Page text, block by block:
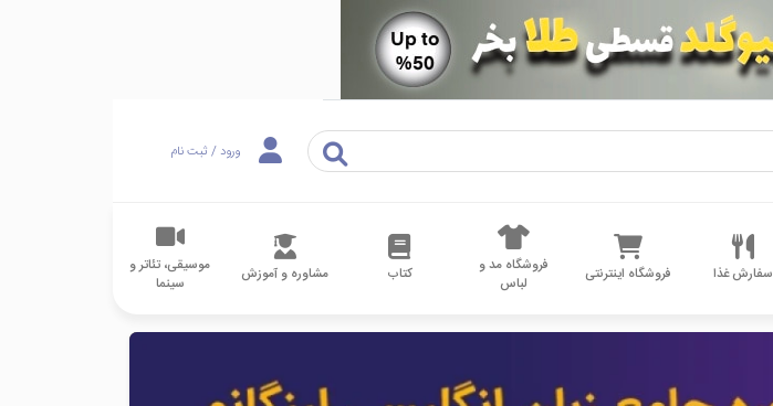
ورود / ثبت نام
سفارش غذا فروشگاه اینترنتی
فروشگاه مد و
لباس
کتاب مشاوره و آموزش
موسیقی، تئاتر و
سینما